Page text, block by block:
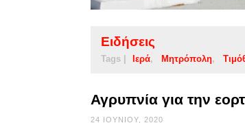
Ειδήσεις
Tags | Ιερά Μητρόπολη
Αγρυπνία για την
24 ΙΟΥΝΊΟΥ, 2020